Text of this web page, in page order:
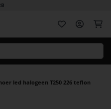
led halogeen T250 226 teflon